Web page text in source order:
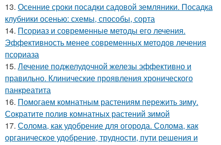
13. Осенние сроки посадки садовой земляники. Посадка
клубники осенью: схемы, способы, сорта
14. Псориаз и современные методы его лечения.
Эффективность менее современных методов лечения
псориаза
15. Лечение поджелудочной железы эффективно и
правильно. Клинические проявления хронического
панкреатита
16. Помогаем комнатным растениям пережить зиму.
Сократите полив комнатных растений зимой
17. Солома, как удобрение для огорода. Солома, как
органическое удобрение, трудности, пути решения и